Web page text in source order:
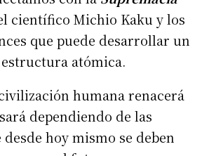
científico Michio Kaku y los
que puede desarrollar un
atómica.
humana renacerá
dependiendo de las
hoy mismo se deben